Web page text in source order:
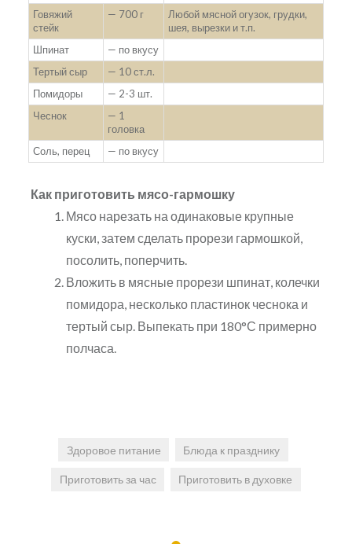
Говяжий
стейк
— 700 г
Любой мясной огузок, грудки,
шея, вырезки и т.п.
Шпинат
— по вкусу
Тертый сыр
— 10 ст.л.
Помидоры
— 2-3 шт.
Чеснок
— 1
головка
Соль, перец
— по вкусу
Как приготовить мясо-гармошку
Мясо нарезать на одинаковые крупные
куски, затем сделать прорези гармошкой,
посолить, поперчить.
Вложить в мясные прорези шпинат, колечки
помидора, несколько пластинок чеснока и
тертый сыр. Выпекать при 180°С примерно
полчаса.
Здоровое питание Блюда к празднику
Приготовить за час Приготовить в духовке